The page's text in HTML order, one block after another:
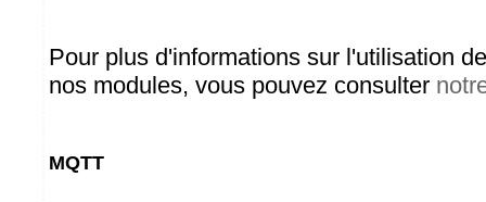
Pour plus d'informations sur l'utilisation
nos modules, vous pouvez consulter
MQTT